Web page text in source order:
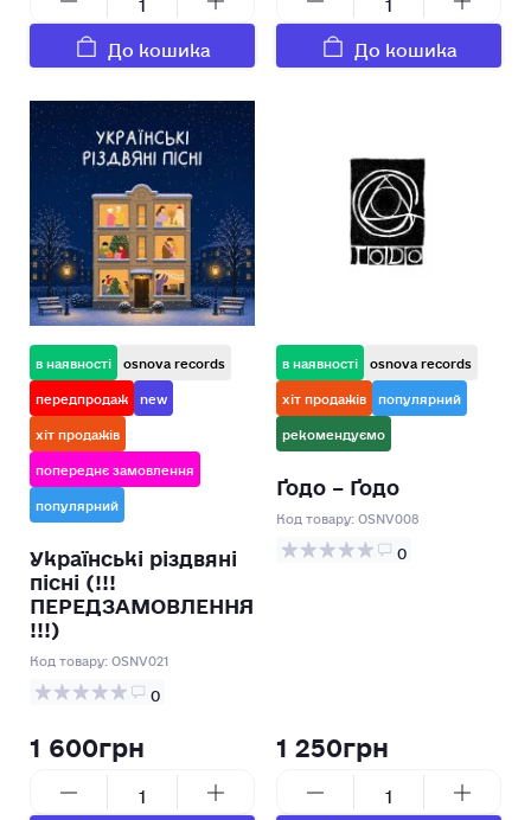
До кошика До кошика
в наявності osnova records
передпродаж new
хіт продажів
попереднє замовлення
популярний
Українські різдвяні
пісні (!!!
ПЕРЕДЗАМОВЛЕННЯ
!!!)
Код товару:OSNV021
0
1 600грн
в наявності osnova records
хіт продажів популярний
рекомендуємо
Ґодо – Ґодо
Код товару:OSNV008
0
1 250грн